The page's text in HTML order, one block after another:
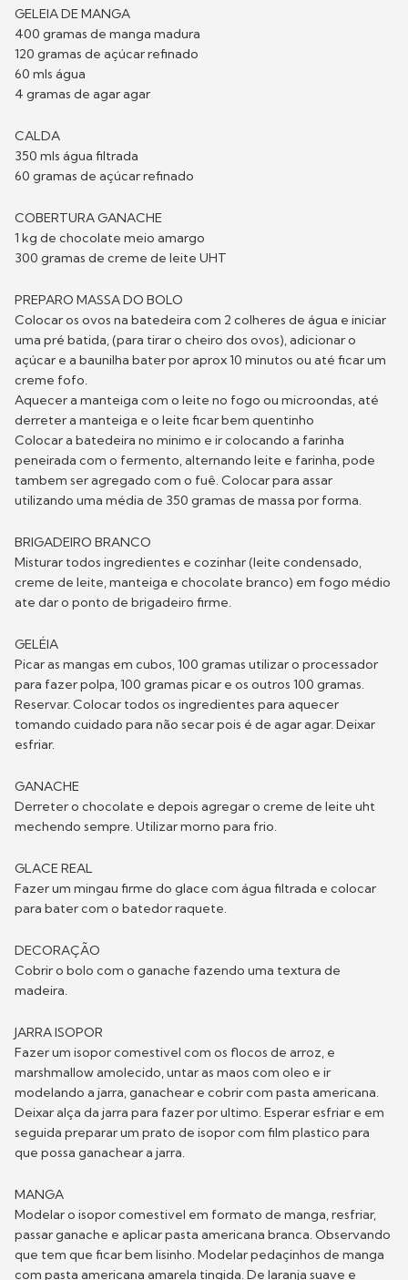
GELEIA DE MANGA
400 gramas de manga madura
120 gramas de açúcar refinado
60 mls água
4 gramas de agar agar
CALDA
350 mls água filtrada
60 gramas de açúcar refinado
COBERTURA GANACHE
1 kg de chocolate meio amargo
300 gramas de creme de leite UHT
PREPARO MASSA DO BOLO
Colocar os ovos na batedeira com 2 colheres de água e iniciar
uma pré batida, (para tirar o cheiro dos ovos), adicionar o
açúcar e a baunilha bater por aprox 10 minutos ou até ficar um
creme fofo.
Aquecer a manteiga com o leite no fogo ou microondas, até
derreter a manteiga e o leite ficar bem quentinho
Colocar a batedeira no minimo e ir colocando a farinha
peneirada com o fermento, alternando leite e farinha, pode
tambem ser agregado com o fuê. Colocar para assar
utilizando uma média de 350 gramas de massa por forma.
BRIGADEIRO BRANCO
Misturar todos ingredientes e cozinhar (leite condensado,
creme de leite, manteiga e chocolate branco) em fogo médio
ate dar o ponto de brigadeiro firme.
GELÉIA
Picar as mangas em cubos, 100 gramas utilizar o processador
para fazer polpa, 100 gramas picar e os outros 100 gramas.
Reservar. Colocar todos os ingredientes para aquecer
tomando cuidado para não secar pois é de agar agar. Deixar
esfriar.
GANACHE
Derreter o chocolate e depois agregar o creme de leite uht
mechendo sempre. Utilizar morno para frio.
GLACE REAL
Fazer um mingau firme do glace com água filtrada e colocar
para bater com o batedor raquete.
DECORAÇÃO
Cobrir o bolo com o ganache fazendo uma textura de
madeira.
JARRA ISOPOR
Fazer um isopor comestivel com os flocos de arroz, e
marshmallow amolecido, untar as maos com oleo e ir
modelando a jarra, ganachear e cobrir com pasta americana.
Deixar alça da jarra para fazer por ultimo. Esperar esfriar e em
seguida preparar um prato de isopor com film plastico para
que possa ganachear a jarra.
MANGA
Modelar o isopor comestivel em formato de manga, resfriar,
passar ganache e aplicar pasta americana branca. Observando
que tem que ficar bem lisinho. Modelar pedaçinhos de manga
com pasta americana amarela tingida. De laranja suave e